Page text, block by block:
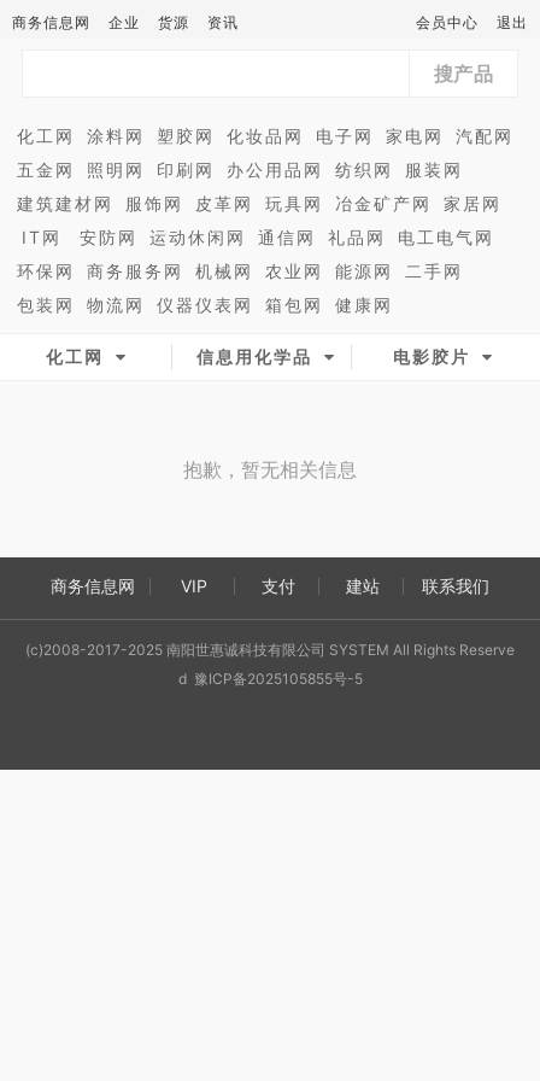
商务信息网 企业 货源 资讯 会员中心 退出
搜产品
化工网 涂料网 塑胶网 化妆品网 电子网 家电网
汽配网
五金网
照明网 印刷网 办公用品网 纺织网
服装网
建筑建材网
服饰网 皮革网 玩具网 冶金矿产网
家居网
IT网
安防网 运动休闲网 通信网 礼品网
电工电气网
环保网
商务服务网 机械网 农业网 能源网
二手网
包装网
物流网 仪器仪表网 箱包网 健康网
化工网 信息用化学品 电影胶片
抱歉，暂无相关信息
商务信息网 VIP 支付 建站 联系我们
(c)2008-2017-2025 南阳世惠诚科技有限公司 SYSTEM All Rights Reserve
d 豫ICP备2025105855号-5